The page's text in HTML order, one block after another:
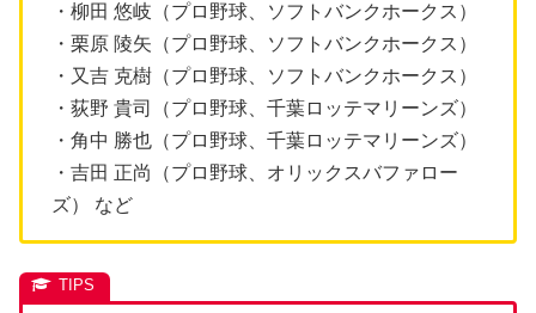
・柳田 悠岐（プロ野球、ソフトバンクホークス）
・栗原 陵矢（プロ野球、ソフトバンクホークス）
・又吉 克樹（プロ野球、ソフトバンクホークス）
・荻野 貴司（プロ野球、千葉ロッテマリーンズ）
・角中 勝也（プロ野球、千葉ロッテマリーンズ）
・吉田 正尚（プロ野球、オリックスバファロー
ズ） など